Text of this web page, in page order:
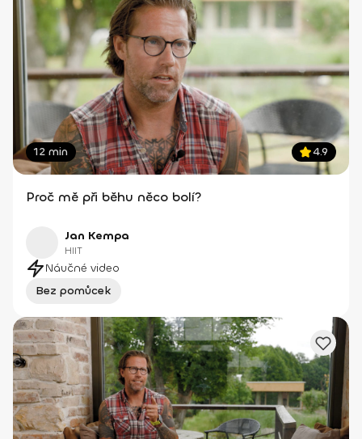
12 min 4.9
Proč mě při běhu něco bolí?
Jan Kempa
HIIT
Náučné video
Bez pomůcek